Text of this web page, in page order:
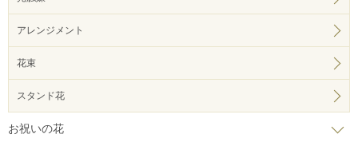
アレンジメント
花束
スタンド花
お祝いの花